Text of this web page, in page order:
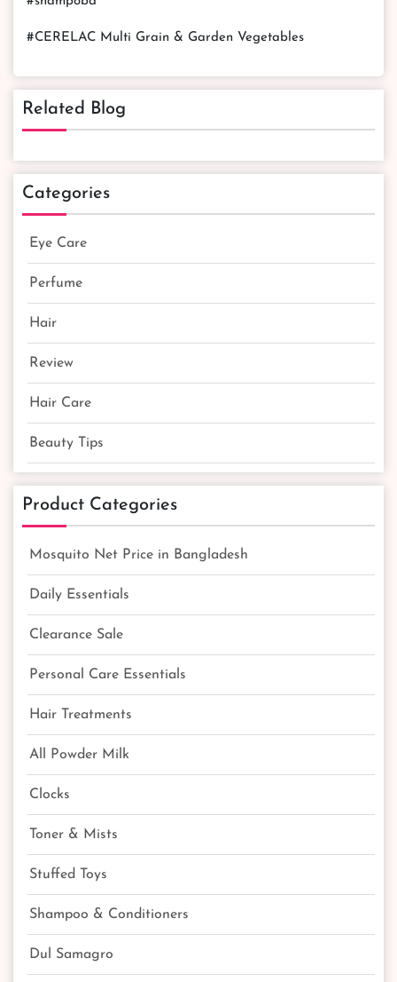
#CERELAC Multi Grain & Garden Vegetables
Related Blog
Categories
Eye Care
Perfume
Hair
Review
Hair Care
Beauty Tips
Product Categories
Mosquito Net Price in Bangladesh
Daily Essentials
Clearance Sale
Personal Care Essentials
Hair Treatments
All Powder Milk
Clocks
Toner & Mists
Stuffed Toys
Shampoo & Conditioners
Dul Samagro